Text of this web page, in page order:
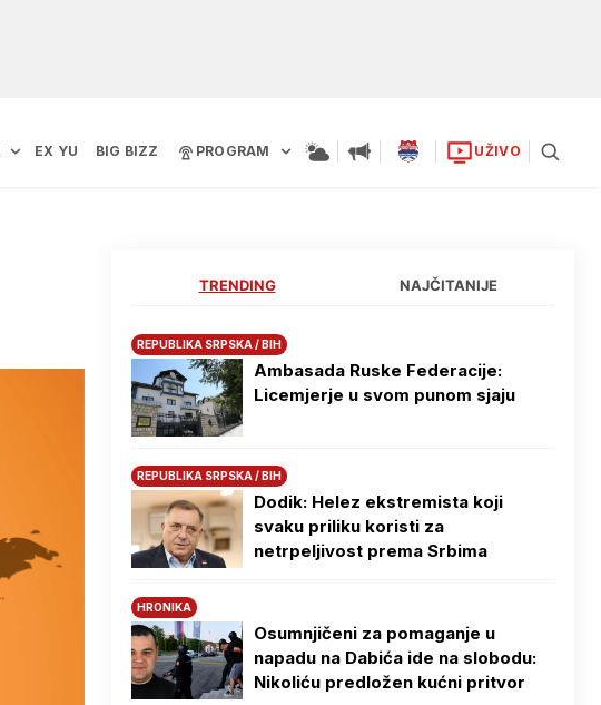
EX YU BIG BIZZ PROGRAM UŽIVO
TRENDING NAJČITANIJE
REPUBLIKA SRPSKA / BIH
Ambasada Ruske Federacije:
Licemjerje u svom punom sjaju
REPUBLIKA SRPSKA / BIH
Dodik: Helez ekstremista koji
svaku priliku koristi za
netrpeljivost prema Srbima
HRONIKA
Osumnjičeni za pomaganje u
napadu na Dabića ide na slobodu:
Nikoliću predložen kućni pritvor